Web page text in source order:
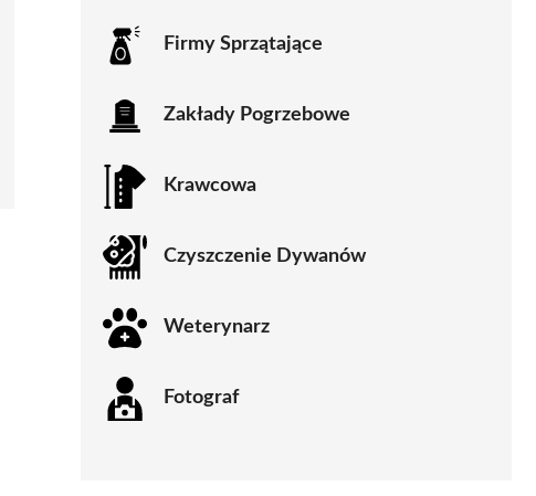
Firmy Sprzątające
Zakłady Pogrzebowe
Krawcowa
Czyszczenie Dywanów
Weterynarz
Fotograf